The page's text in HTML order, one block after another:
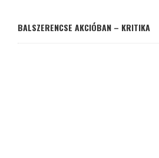
BALSZERENCSE AKCIÓBAN – KRITIKA